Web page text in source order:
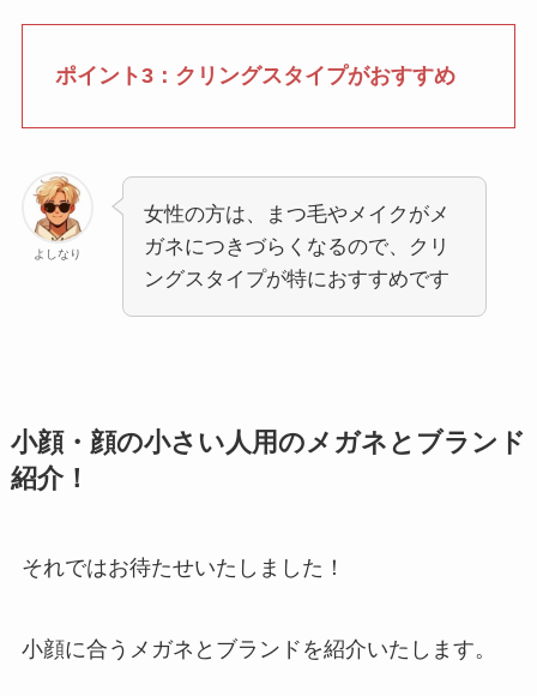
ポイント3：クリングスタイプがおすすめ
よしなり
女性の方は、まつ毛やメイクがメ
ガネにつきづらくなるので、クリ
ングスタイプが特におすすめです
小顔・顔の小さい人用のメガネとブランド
紹介！
それではお待たせいたしました！
小顔に合うメガネとブランドを紹介いたします。